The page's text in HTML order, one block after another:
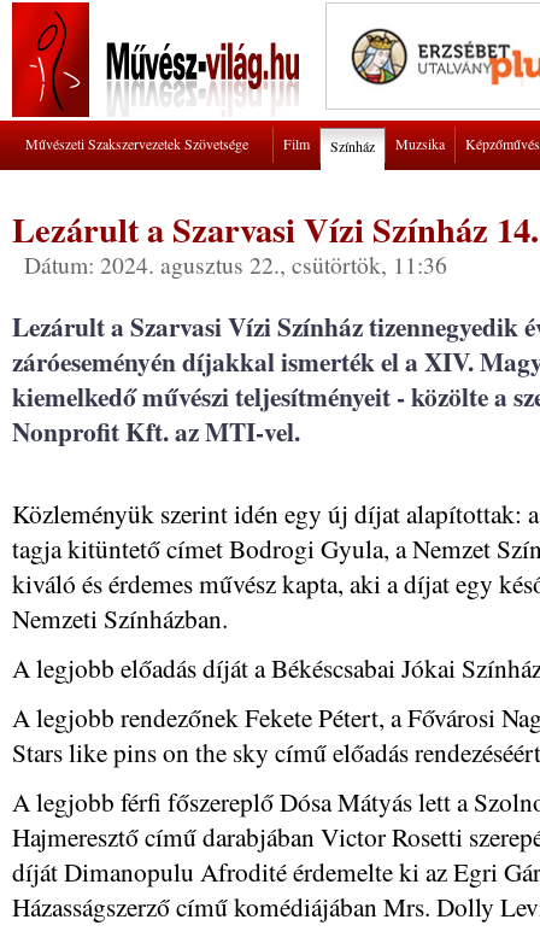
Művészeti Szakszervezetek Szövetsége Film Színház Muzsika
Lezárult a Szarvasi Vízi Színház
Dátum: 2024. agusztus 22., csütörtök, 11:36
Lezárult a Szarvasi Vízi Színház tizennegyedik
záróeseményén díjakkal ismerték el a XIV.
kiemelkedő művészi teljesítményeit - közölte a
Nonprofit Kft. az MTI-vel.
Közleményük szerint idén egy új díjat alapítottak:
tagja kitüntető címet Bodrogi Gyula, a Nemzet
kiváló és érdemes művész kapta, aki a díjat egy
Nemzeti Színházban.
A legjobb előadás díját a Békéscsabai Jókai
A legjobb rendezőnek Fekete Pétert, a Fővárosi
Stars like pins on the sky című előadás
A legjobb férfi főszereplő Dósa Mátyás lett a
Hajmeresztő című darabjában Victor Rosetti
díját Dimanopulu Afrodité érdemelte ki az Egri
Házasságszerző című komédiájában Mrs. Dolly